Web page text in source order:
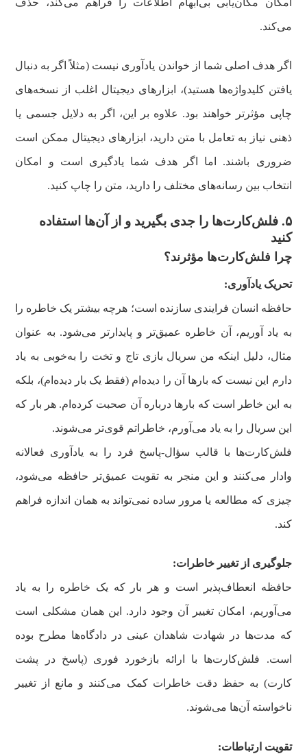
امکان مکان‌یابی بی‌ابهام اطلاعات را فراهم می‌کند، حذف
می‌کند.
اگر هدف اصلی شما از خواندن یادآوری نیست (مثلاً اگر به دنبال
یافتن کلیدواژه‌ها هستید)، ابزارهای دیجیتال اغلب از نسخه‌های
چاپی مؤثرتر خواهند بود. علاوه بر این، اگر به دلایل جسمی یا
ذهنی نیاز به تعامل با متن دارید، ابزارهای دیجیتال ممکن است
ضروری باشند. اما اگر هدف شما یادگیری است و امکان
انتخاب بین رسانه‌های مختلف را دارید، متن را چاپ کنید.
۵. فلش‌کارت‌ها را جدی بگیرید و از آن‌ها استفاده
کنید
چرا فلش‌کارت‌ها مؤثرند؟
تحریک یادآوری:
حافظه انسان فرایندی سازنده است؛ هرچه بیشتر یک خاطره را
به یاد آوریم، آن خاطره عمیق‌تر و پایدارتر می‌شود. به عنوان
مثال، دلیل اینکه من سریال بازی تاج و تخت را به‌خوبی به یاد
دارم این نیست که بارها آن را دیده‌ام (فقط یک بار دیده‌ام)، بلکه
به این خاطر است که بارها درباره آن صحبت کرده‌ام. هر بار که
این سریال را به یاد می‌آورم، خاطراتم قوی‌تر می‌شوند.
فلش‌کارت‌ها با قالب سؤال-پاسخ فرد را به یادآوری فعالانه
وادار می‌کنند و این منجر به تقویت عمیق‌تر حافظه می‌شود،
چیزی که مطالعه یا مرور ساده نمی‌تواند به همان اندازه فراهم
کند.
جلوگیری از تغییر خاطرات:
حافظه انعطاف‌پذیر است و هر بار که یک خاطره را به یاد
می‌آوریم، امکان تغییر آن وجود دارد. این همان مشکلی است
که مدت‌ها در شهادت شاهدان عینی در دادگاه‌ها مطرح بوده
است. فلش‌کارت‌ها با ارائه بازخورد فوری (پاسخ در پشت
کارت) به حفظ دقت خاطرات کمک می‌کنند و مانع از تغییر
ناخواسته آن‌ها می‌شوند.
تقویت ارتباطات: